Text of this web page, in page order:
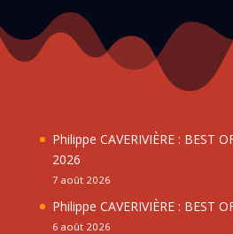
Philippe CAVERIVIÈRE : BEST
2026
7 août 2026
Philippe CAVERIVIÈRE : BEST
6 août 2026